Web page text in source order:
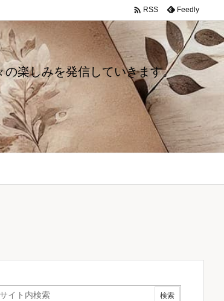
楽しみを発信していきます。
 RSS Feedly